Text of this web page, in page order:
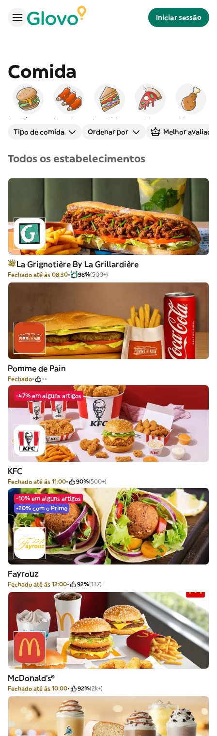
Iniciar sessão
Comida
Americana Sanduíches Pizza Frango
Tipo de comida Ordenar por Melhor
Todos os estabelecimentos
La Grignotière By La Grillardière
Fechado até às 08:30 98%(500+)
Pomme de Pain
Fechado --
-47% em alguns artigos
KFC
Fechado até às 11:00 90%(500+)
-10% em alguns artigos
-20% com o Prime
Fayrouz
Fechado até às 12:00 92%(137)
McDonald's®
Fechado até às 10:00 92%(2k+)